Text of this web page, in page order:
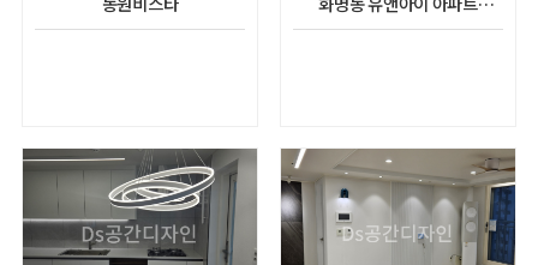
리모델링